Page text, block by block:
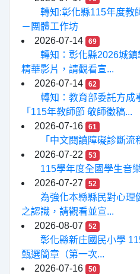
轉知:彰化縣115年度教
－團體工作坊
2026-07-14
69
轉知：彰化縣2026城
精華影片，請觀看宣...
2026-07-14
62
轉知：教育部委託方成
「115年教師節 敬師徵稿...
2026-07-16
61
「中文閱讀障礙診斷
2026-07-22
53
115學年度全國學生音
2026-07-27
52
為強化本縣縣民對心理
之認識，請觀看並宣...
2026-08-07
52
彰化縣新庄國民小學
甄選簡章（第一次...
2026-07-16
50